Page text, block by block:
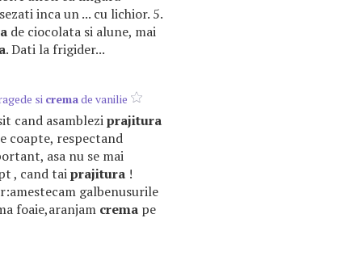
inca un ... cu lichior. 5.
de ciocolata si alune, mai
. Dati la frigider...
si cremade vanilie
cand asambleziprajitura
coapte, respectand
asa nu se mai
, cand taiprajitura !
galbenusurile
foaie,aranjam crema pe